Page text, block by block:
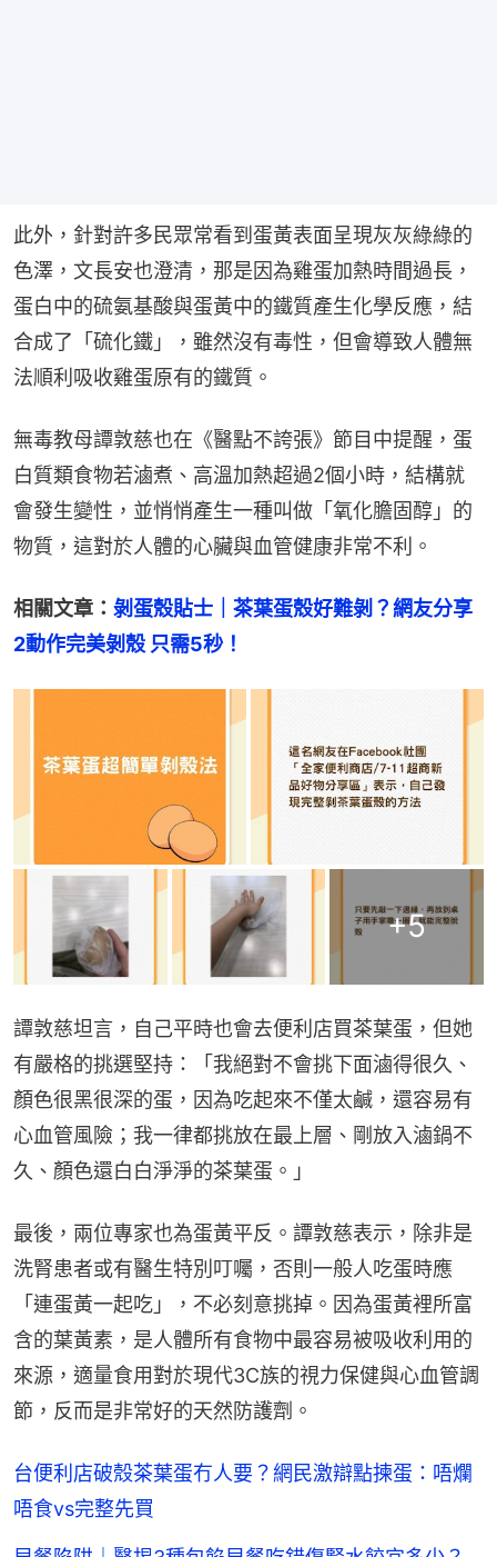
此外，針對許多民眾常看到蛋黃表面呈現灰灰綠綠的
色澤，文長安也澄清，那是因為雞蛋加熱時間過長，
蛋白中的硫氨基酸與蛋黃中的鐵質產生化學反應，結
合成了「硫化鐵」，雖然沒有毒性，但會導致人體無
法順利吸收雞蛋原有的鐵質。
無毒教母譚敦慈也在《醫點不誇張》節目中提醒，蛋
白質類食物若滷煮、高溫加熱超過2個小時，結構就
會發生變性，並悄悄產生一種叫做「氧化膽固醇」的
物質，這對於人體的心臟與血管健康非常不利。
相關文章： 剝蛋殼貼士｜茶葉蛋殼好難剝？網友分享
2動作完美剝殼 只需5秒！
+5
譚敦慈坦言，自己平時也會去便利店買茶葉蛋，但她
有嚴格的挑選堅持：「我絕對不會挑下面滷得很久、
顏色很黑很深的蛋，因為吃起來不僅太鹹，還容易有
心血管風險；我一律都挑放在最上層、剛放入滷鍋不
久、顏色還白白淨淨的茶葉蛋。」
最後，兩位專家也為蛋黃平反。譚敦慈表示，除非是
洗腎患者或有醫生特別叮囑，否則一般人吃蛋時應
「連蛋黃一起吃」，不必刻意挑掉。因為蛋黃裡所富
含的葉黃素，是人體所有食物中最容易被吸收利用的
來源，適量食用對於現代3C族的視力保健與心血管調
節，反而是非常好的天然防護劑。
台便利店破殼茶葉蛋冇人要？網民激辯點揀蛋：唔爛
唔食vs完整先買